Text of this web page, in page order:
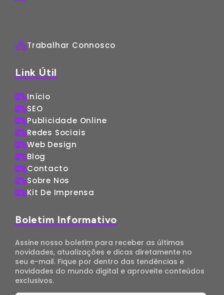
Trabalhar Connosco
Link Útil
Início
SEO
Publicidade Online
Redes Sociais
Web Design
Blog
Contacto
Sobre Nos
Kit De Imprensa
Boletim Informativo
Assine nosso boletim para receber as últimas
novidades, atualizações e dicas diretamente no
seu e-mail. Fique por dentro das tendências e
novidades do mundo digital e aproveite conteúdos
exclusivos.